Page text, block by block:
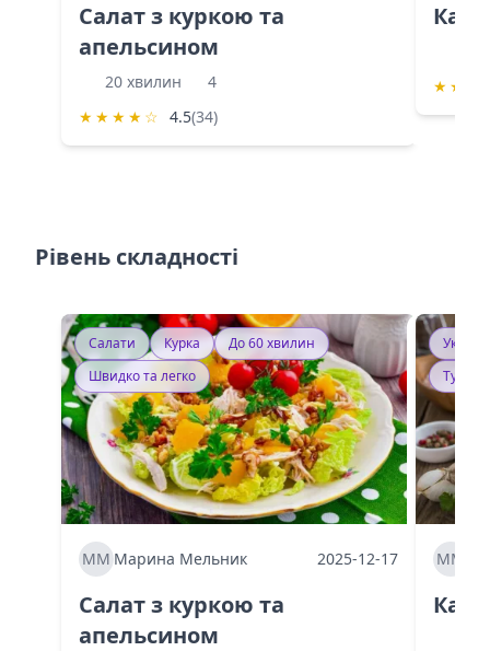
Салат з куркою та
апельсином
20 хвилин
4
★ ★ ★ ★ ☆ 4.5(34)
★ ★
Рівень складності
Салати Курка
До 60 хвилин
Швидко та легко
ММ Марина Мельник 2025-12-17
Салат з куркою та
апельсином
ММ